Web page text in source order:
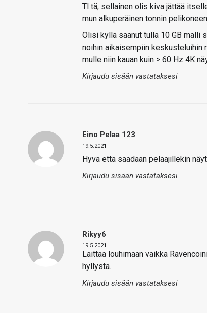
TI:tä, sellainen olis kiva jättää
mun alkuperäinen tonnin
Olisi kyllä saanut tulla 10 GB malli
noihin aikaisempiin keskusteluihin
mulle niin kauan kuin > 60 Hz 4K
Kirjaudu sisään vastataksesi
Eino Pelaa 123
19.5.2021
Hyvä että saadaan pelaajillekin
Kirjaudu sisään vastataksesi
Rikyy6
19.5.2021
Laittaa louhimaan vaikka
hyllystä.
Kirjaudu sisään vastataksesi